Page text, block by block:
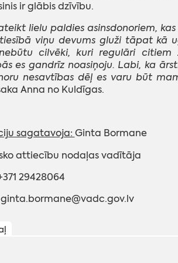
ir glābis dzīvību.
lielu paldies asinsdonoriem,
viņu devums gluži tāpat kā
cilvēki, kuri regulāri citiem
es gandrīz noasiņoju. Labi, ka
nesavtības dēļ es varu būt
Anna no Kuldīgas.
sagatavoja: Ginta Bormane
attiecību nodaļas vadītāja
29428064